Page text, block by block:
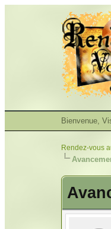
Bienvenue,
Rendez-vous